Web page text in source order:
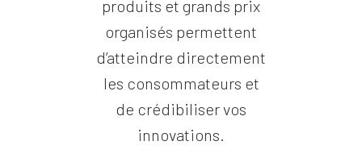
produits et grands prix
organisés permettent
d’atteindre directement
les consommateurs et
de crédibiliser vos
innovations.